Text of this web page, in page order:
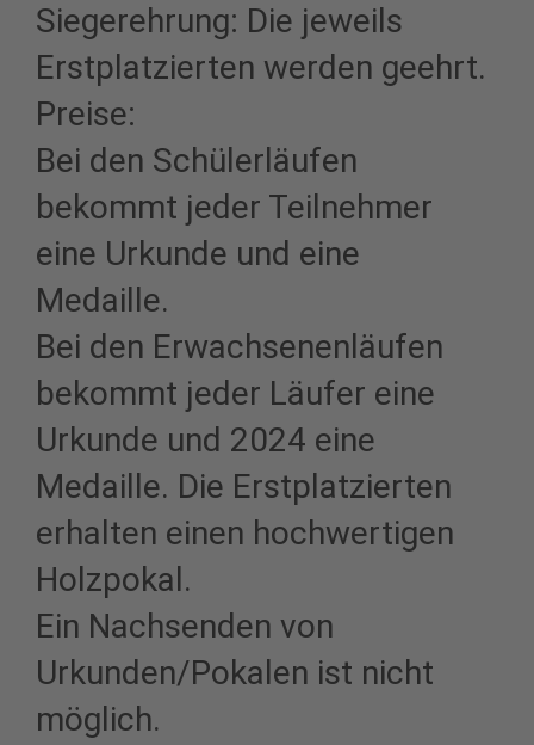
Siegerehrung: Die jeweils
Erstplatzierten werden geehrt.
Preise:
Bei den Schülerläufen
bekommt jeder Teilnehmer
eine Urkunde und eine
Medaille.
Bei den Erwachsenenläufen
bekommt jeder Läufer eine
Urkunde und 2024 eine
Medaille. Die Erstplatzierten
erhalten einen hochwertigen
Holzpokal.
Ein Nachsenden von
Urkunden/Pokalen ist nicht
möglich.